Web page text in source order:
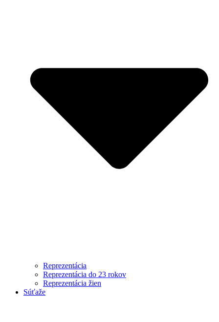
Reprezentácia
Reprezentácia do 23 rokov
Reprezentácia žien
Súťaže